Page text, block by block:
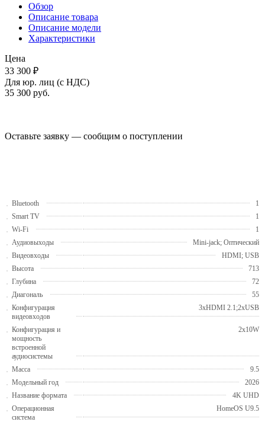
Обзор
Описание товара
Описание модели
Характеристики
Цена
33 300 ₽
Для юр. лиц (с НДС)
35 300 руб.
Оставьте заявку — сообщим о поступлении
Bluetooth
1
Smart TV
1
Wi-Fi
1
Аудиовыходы
Mini-jack; Оптический
Видеовходы
HDMI; USB
Высота
713
Глубина
72
Диагональ
55
Конфигурация
видеовходов
3хHDMI 2.1;2хUSB
Конфигурация и
мощность
встроенной
аудиосистемы
2х10W
Масса
9.5
Модельный год
2026
Название формата
4K UHD
Операционная
система
HomeOS U9.5